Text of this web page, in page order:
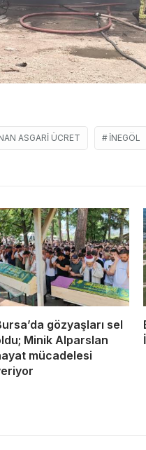
ASGARI ÜCRET İNEGÖL
gözyaşları sel
Minik Alparslan
mücadelesi